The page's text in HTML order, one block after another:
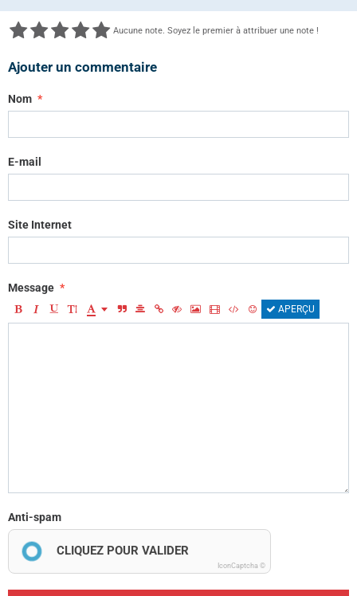
Aucune note. Soyez le premier à attribuer une note !
Ajouter un commentaire
Nom
E-mail
Site Internet
Message
APERÇU
Anti-spam
CLIQUEZ POUR VALIDER
IconCaptcha ©